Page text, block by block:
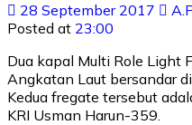
28 September 2017
Posted at 23:00
Dua kapal Multi Role Light
Angkatan Laut bersandar
Kedua fregate tersebut
KRI Usman Harun-359.